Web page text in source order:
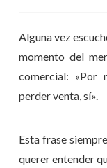
Alguna vez
momento del
comercial: «Por
perder venta, sí».
Esta frase
querer entender